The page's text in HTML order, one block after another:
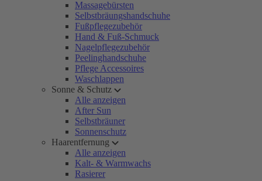
Massagebürsten
Selbstbräungshandschuhe
Fußpflegezubehör
Hand & Fuß-Schmuck
Nagelpflegezubehör
Peelinghandschuhe
Pflege Accessoires
Waschlappen
Sonne & Schutz
Alle anzeigen
After Sun
Selbstbräuner
Sonnenschutz
Haarentfernung
Alle anzeigen
Kalt- & Warmwachs
Rasierer